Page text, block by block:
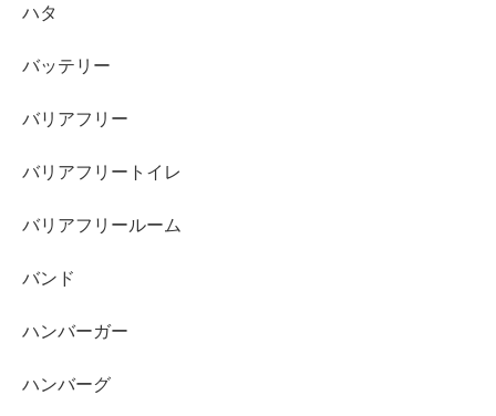
ハタ
バッテリー
バリアフリー
バリアフリートイレ
バリアフリールーム
バンド
ハンバーガー
ハンバーグ